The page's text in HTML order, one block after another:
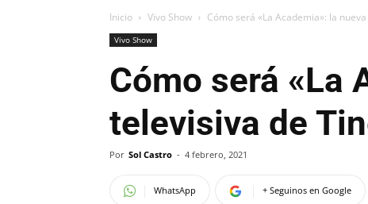
Inicio Vivo Show Cómo será «La Academia»: la
Vivo Show
Cómo será «La
televisiva de
Por Sol Castro - 4 febrero, 2021
WhatsApp + Seguinos en Google